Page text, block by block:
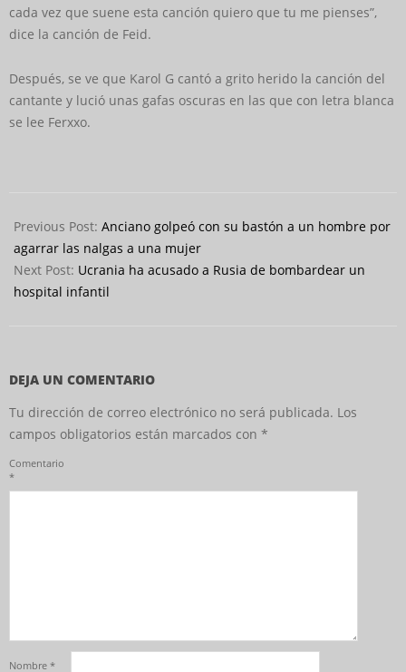
cada vez que suene esta canción quiero que tu me pienses”,
dice la canción de Feid.
Después, se ve que Karol G cantó a grito herido la canción del
cantante y lució unas gafas oscuras en las que con letra blanca
se lee Ferxxo.
03-
09
Previous Post: Anciano golpeó con su bastón a un hombre por
agarrar las nalgas a una mujer
Next Post: Ucrania ha acusado a Rusia de bombardear un
hospital infantil
DEJA UN COMENTARIO
Tu dirección de correo electrónico no será publicada. Los
campos obligatorios están marcados con *
Comentario
*
Nombre *